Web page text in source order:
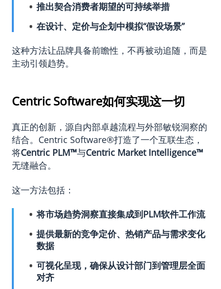
推出契合消费者期望的可持续举措
在设计、定价与企划中模拟“假设场景”
这种方法让品牌具备前瞻性，不再被动追随，而是
主动引领趋势。
Centric Software如何实现这一切
真正的创新，源自内部卓越流程与外部敏锐洞察的
结合。Centric Software®打造了一个互联生态，
将Centric PLM™与Centric Market Intelligence™
无缝融合。
这一方法包括：
将市场趋势洞察直接集成到PLM软件工作流
提供最新的竞争定价、热销产品与需求变化
数据
可视化呈现，确保从设计部门到管理层全面
对齐